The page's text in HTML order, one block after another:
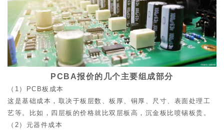
PCBA报价的几个主要组成部分
（1）PCB板成本
这是基础成本，取决于板层数、板厚、铜厚、尺寸、表面处理工
艺等。比如，四层板的价格就比双层板高，沉金板比喷锡板贵。
（2）元器件成本